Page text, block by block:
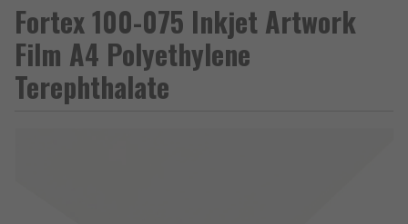
Fortex 100-075 Inkjet Artwork
Film A4 Polyethylene
Terephthalate